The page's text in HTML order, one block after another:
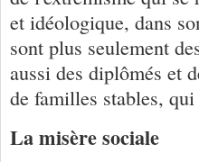
et idéologique, dans
sont plus seulement
aussi des diplômés et
de familles stables,
La misère sociale